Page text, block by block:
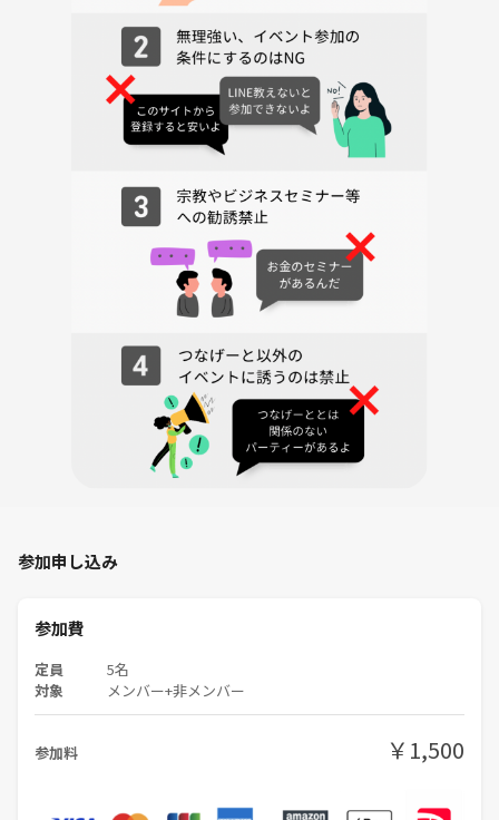
先生の雰囲気も優しくて、お話もわかりやすく、楽しく学べました！
またぜひ参加したいです！（20代女性)
めっちゃ勉強になりました！
今まで本で読んだこと、学んだことが、
裏づけされたように感じました。
ものすごく深いものを感じました。
また機会を作ってぜひ参加したいです。（30代男性）
◎タイムスケジュール 19日(日)
10：00～ 仏教講座（午前の部）
13：30～ 仏教講座（午後の部）
15：00 解散
参加申し込み
参加費
定員 5名
対象 メンバー+非メンバー
参加料 ￥1,500